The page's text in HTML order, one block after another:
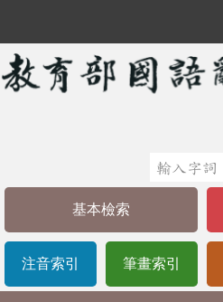
基本檢索
注音索引 筆畫索引